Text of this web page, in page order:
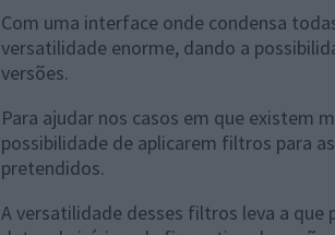
Com uma interface onde condensa
versatilidade enorme, dando a
versões.
Para ajudar nos casos em que existem
possibilidade de aplicarem filtros para
pretendidos.
A versatilidade desses filtros leva a que